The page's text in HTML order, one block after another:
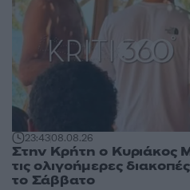
23:4308.08.26
Στην Κρήτη ο Κυριάκος
τις ολιγοήμερες
το Σάββατο